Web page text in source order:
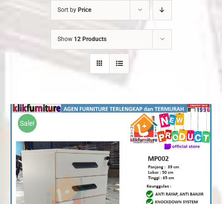
Sort by Price
Show 12 Products
Sale!